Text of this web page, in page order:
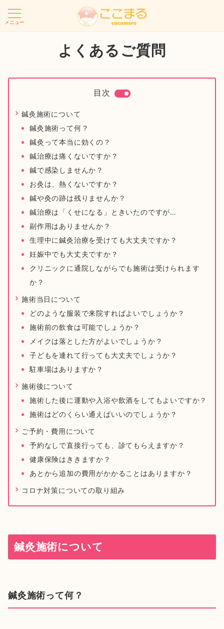
メニュー
よくあるご質問
目次
鍼灸施術について
鍼灸施術って何？
鍼灸って本当に効くの？
鍼治療は痛くないですか？
鍼で感染しませんか？
お灸は、熱くないですか？
鍼や灸の跡は残りませんか？
鍼治療は「くせになる」ときいたのですが…
副作用はありませんか？
生理中に鍼灸治療を受けても大丈夫ですか？
妊娠中でも大丈夫ですか？
クリニックに通院しながらでも施術は受けられます
か？
施術当日について
どのような服装で来院すればよいでしょうか？
施術前の飲食は可能でしょうか？
メイクは落とした方がよいでしょうか？
子どもを連れて行っても大丈夫でしょうか？
駐車場はありますか？
施術後について
施術した後に運動や入浴や飲酒をしてもよいですか？
施術はどのくらい通えばいいのでしょうか？
ご予約・費用について
予約なしで直接行っても、診てもらえますか？
健康保険はききますか？
あとから追加の費用がかかることはありますか？
コロナ対策についての取り組み
鍼灸施術について
鍼灸施術って何？